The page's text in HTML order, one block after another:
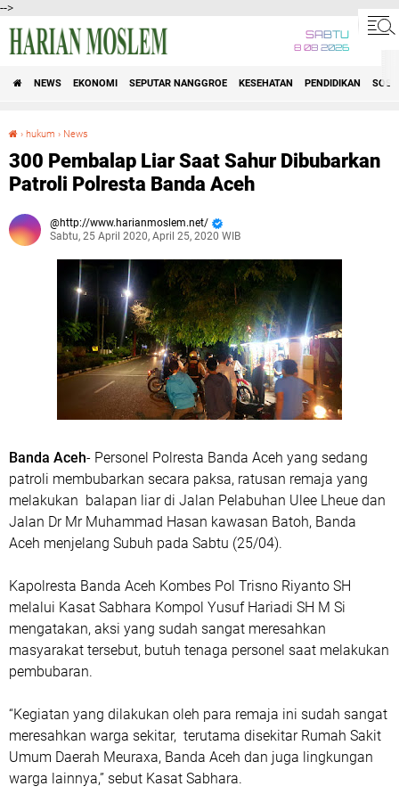
-->
SABTU
8 08 2026
NEWS EKONOMI SEPUTAR NANGGROE KESEHATAN PENDIDIKAN
› hukum › News
300 Pembalap Liar Saat Sahur Dibubarkan
Patroli Polresta Banda Aceh
http://www.harianmoslem.net/
Sabtu, 25 April 2020, April 25, 2020 WIB
Banda Aceh- Personel Polresta Banda Aceh yang sedang
patroli membubarkan secara paksa, ratusan remaja yang
melakukan balapan liar di Jalan Pelabuhan Ulee Lheue dan
Jalan Dr Mr Muhammad Hasan kawasan Batoh, Banda
Aceh menjelang Subuh pada Sabtu (25/04).
Kapolresta Banda Aceh Kombes Pol Trisno Riyanto SH
melalui Kasat Sabhara Kompol Yusuf Hariadi SH M Si
mengatakan, aksi yang sudah sangat meresahkan
masyarakat tersebut, butuh tenaga personel saat melakukan
pembubaran.
“Kegiatan yang dilakukan oleh para remaja ini sudah sangat
meresahkan warga sekitar, terutama disekitar Rumah Sakit
Umum Daerah Meuraxa, Banda Aceh dan juga lingkungan
warga lainnya,” sebut Kasat Sabhara.